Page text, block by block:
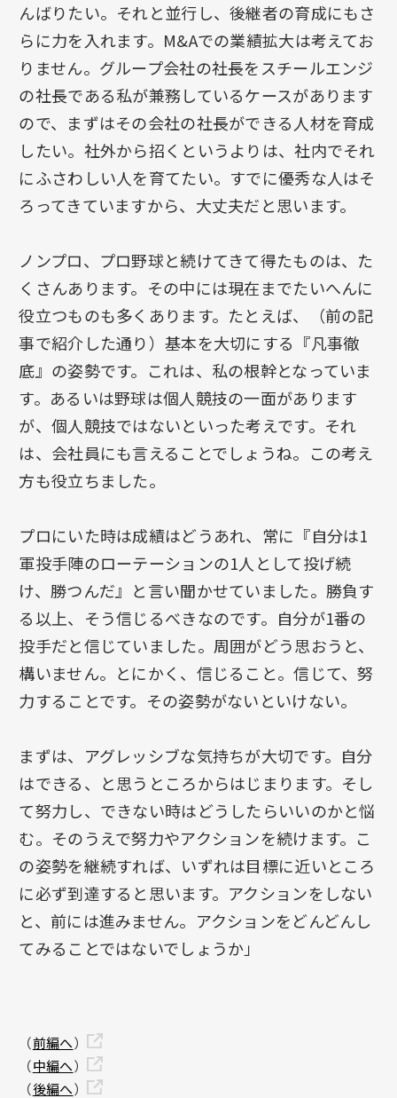
んばりたい。それと並行し、後継者の育成にもさ
らに力を入れます。M&Aでの業績拡大は考えてお
りません。グループ会社の社長をスチールエンジ
の社長である私が兼務しているケースがあります
ので、まずはその会社の社長ができる人材を育成
したい。社外から招くというよりは、社内でそれ
にふさわしい人を育てたい。すでに優秀な人はそ
ろってきていますから、大丈夫だと思います。
ノンプロ、プロ野球と続けてきて得たものは、た
くさんあります。その中には現在までたいへんに
役立つものも多くあります。たとえば、（前の記
事で紹介した通り）基本を大切にする『凡事徹
底』の姿勢です。これは、私の根幹となっていま
す。あるいは野球は個人競技の一面があります
が、個人競技ではないといった考えです。それ
は、会社員にも言えることでしょうね。この考え
方も役立ちました。
プロにいた時は成績はどうあれ、常に『自分は1
軍投手陣のローテーションの1人として投げ続
け、勝つんだ』と言い聞かせていました。勝負す
る以上、そう信じるべきなのです。自分が1番の
投手だと信じていました。周囲がどう思おうと、
構いません。とにかく、信じること。信じて、努
力することです。その姿勢がないといけない。
まずは、アグレッシブな気持ちが大切です。自分
はできる、と思うところからはじまります。そし
て努力し、できない時はどうしたらいいのかと悩
む。そのうえで努力やアクションを続けます。こ
の姿勢を継続すれば、いずれは目標に近いところ
に必ず到達すると思います。アクションをしない
と、前には進みません。アクションをどんどんし
てみることではないでしょうか」
（前編へ）
（中編へ）
（後編へ）